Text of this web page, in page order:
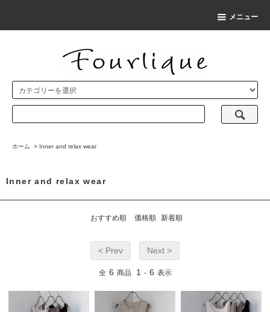
メニュー
ホーム > Inner and relax wear
Inner and relax wear
おすすめ順 価格順 新着順
< Prev Next >
全 6 商品 1 - 6 表示